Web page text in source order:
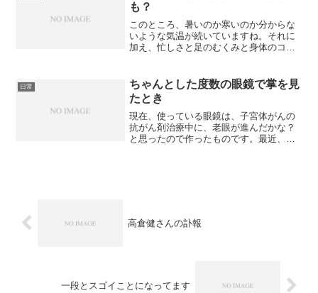
も？
このところ、暑いのか寒いのか分からな
いような気温が続いていますね。それに
加え、忙しさと足のむくみと身体のコリ
ていても寝心地が悪いと言うか身体が痛
くて、何度も寝返りを打っ...
日常
ちゃんとした度数の眼鏡で掌を見
たとき
現在、使っている眼鏡は、子宮体がんの
抗がん剤治療中に、老眼が進んだかな？
と思ったので作ったものです。最近、眼
高倉健さんの訃報
一段とスゴイことになってます